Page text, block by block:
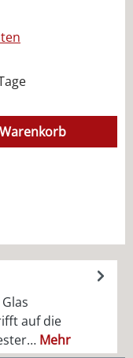
auf die
Mehr